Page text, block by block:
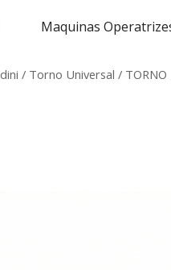
Maquinas
/ Torno Universal / TORNO